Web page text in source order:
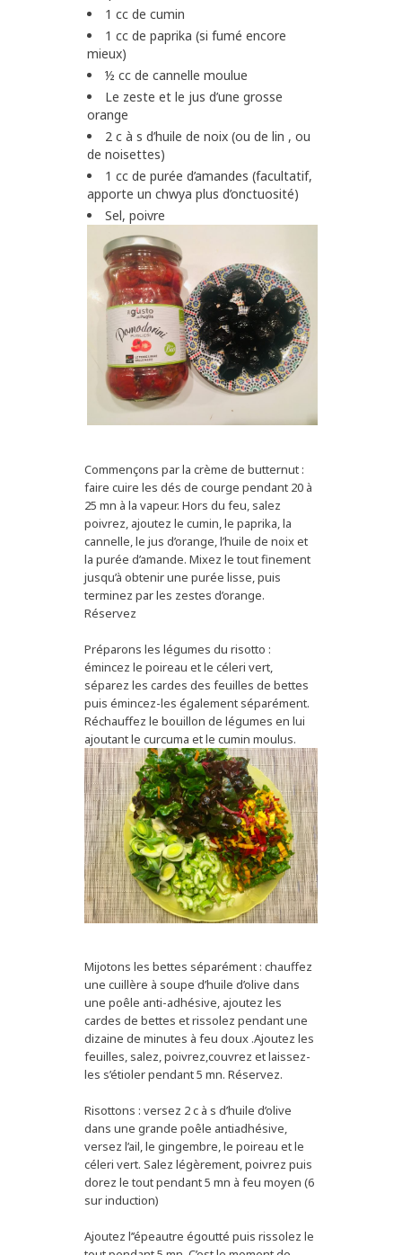
1 cc de cumin
1 cc de paprika (si fumé encore
mieux)
½ cc de cannelle moulue
Le zeste et le jus d’une grosse
orange
2 c à s d’huile de noix (ou de lin , ou
de noisettes)
1 cc de purée d’amandes (facultatif,
apporte un chwya plus d’onctuosité)
Sel, poivre
Commençons par la crème de butternut :
faire cuire les dés de courge pendant 20 à
25 mn à la vapeur. Hors du feu, salez
poivrez, ajoutez le cumin, le paprika, la
cannelle, le jus d’orange, l’huile de noix et
la purée d’amande. Mixez le tout finement
jusqu’à obtenir une purée lisse, puis
terminez par les zestes d’orange.
Réservez
Préparons les légumes du risotto :
émincez le poireau et le céleri vert,
séparez les cardes des feuilles de bettes
puis émincez-les également séparément.
Réchauffez le bouillon de légumes en lui
ajoutant le curcuma et le cumin moulus.
Mijotons les bettes séparément : chauffez
une cuillère à soupe d’huile d’olive dans
une poêle anti-adhésive, ajoutez les
cardes de bettes et rissolez pendant une
dizaine de minutes à feu doux .Ajoutez les
feuilles, salez, poivrez,couvrez et laissez-
les s’étioler pendant 5 mn. Réservez.
Risottons : versez 2 c à s d’huile d’olive
dans une grande poêle antiadhésive,
versez l’ail, le gingembre, le poireau et le
céleri vert. Salez légèrement, poivrez puis
dorez le tout pendant 5 mn à feu moyen (6
sur induction)
Ajoutez l’’épeautre égoutté puis rissolez le